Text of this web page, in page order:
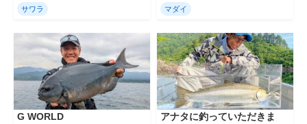
サワラ マダイ
G WORLD
アナタに釣っていただきま